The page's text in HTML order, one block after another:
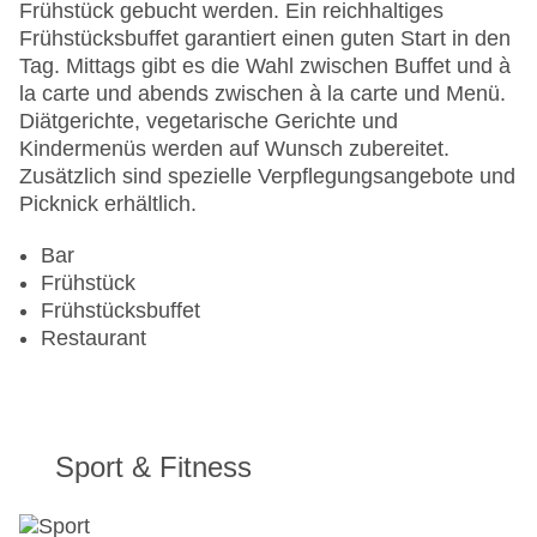
Haustiere: gegen Gebühr
Haustiere auf Anfrage: gegen Gebühr
Zimmerservice
Sonnenterrasse
Gesamtanzahl der Stockwerke: 3
Gesamtanzahl der Zimmer: 151
Zahlungsarten: American Express, Diners Club,
Landeskategorie: 4 Sterne
Frühstück gebucht werden. Ein reichhaltiges
Frühstücksbuffet garantiert einen guten Start in den
Tag. Mittags gibt es die Wahl zwischen Buffet und à
la carte und abends zwischen à la carte und Menü.
Diätgerichte, vegetarische Gerichte und
Kindermenüs werden auf Wunsch zubereitet.
Zusätzlich sind spezielle Verpflegungsangebote und
Picknick erhältlich.
Bar
Frühstück
Frühstücksbuffet
Restaurant
Sport & Fitness